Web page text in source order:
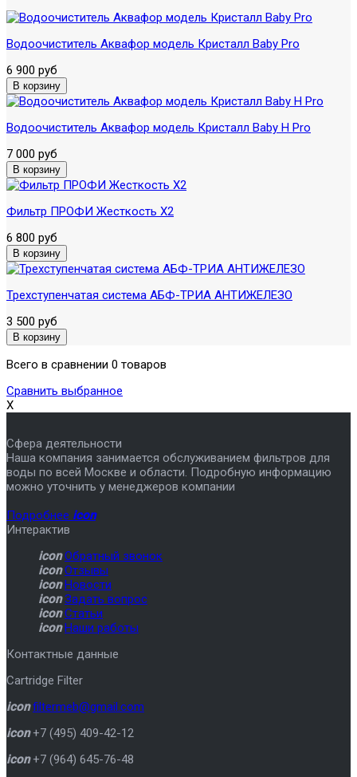
Водоочиститель Аквафор модель Кристалл Baby Pro
6 900 руб
Водоочиститель Аквафор модель Кристалл Baby H Pro
7 000 руб
Фильтр ПРОФИ Жесткость X2
6 800 руб
Трехступенчатая система АБФ-ТРИА АНТИЖЕЛЕЗО
3 500 руб
Всего в сравнении 0 товаров
Сравнить выбранное
X
Сфера деятельности
Наша компания занимается обслуживанием фильтров для
воды по всей Москве и области. Подробную информацию
можно уточнить у менеджеров компании
Подробнее icon
Интерактив
icon Обратный звонок
icon Отзывы
icon Новости
icon Задать вопрос
icon Статьи
icon Наши работы
Контактные данные
Cartridge Filter
icon filtermeb@gmail.com
icon +7 (495) 409-42-12
icon +7 (964) 645-76-48